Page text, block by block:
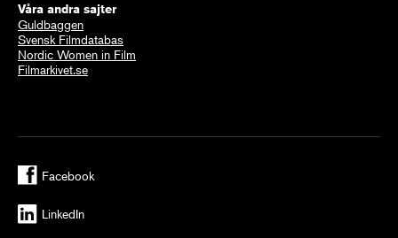
Våra andra sajter
Guldbaggen
Svensk Filmdatabas
Nordic Women in Film
Filmarkivet.se
Facebook
LinkedIn